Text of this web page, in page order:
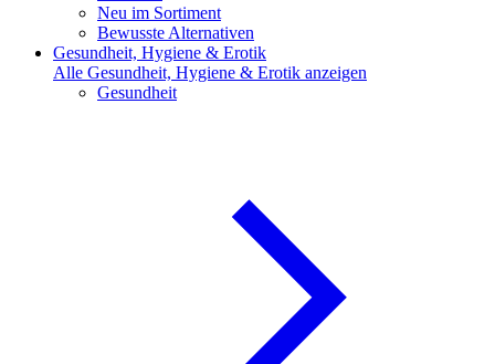
Neu im Sortiment
Bewusste Alternativen
Gesundheit, Hygiene & Erotik
Alle Gesundheit, Hygiene & Erotik anzeigen
Gesundheit